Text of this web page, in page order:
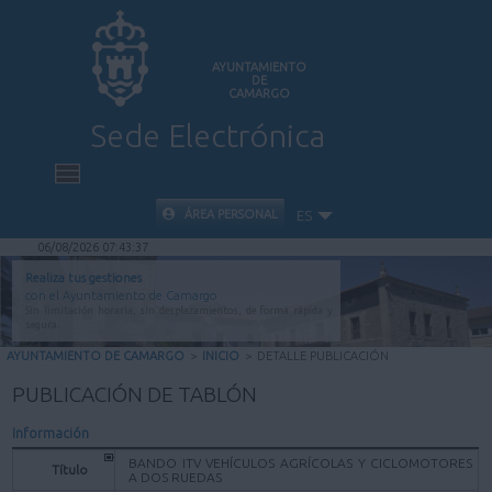
AYUNTAMIENTO
DE
CAMARGO
Sede Electrónica
INICIO
INFORMACIÓN PÚBLICA
CARPETA CIUDADANA
VALIDACIÓN DE DOCUMENTOS
ÁREA PERSONAL ES
06/08/2026 07:43:37
Realiza tus gestiones
con el Ayuntamiento de Camargo
AYUNTAMIENTO DE CAMARGO > INICIO > DETALLE PUBLICACIÓN
PUBLICACIÓN DE TABLÓN
Información
Título
BANDO ITV VEHÍCULOS AGRÍCOLAS Y CICLOMOTORES
A DOS RUEDAS